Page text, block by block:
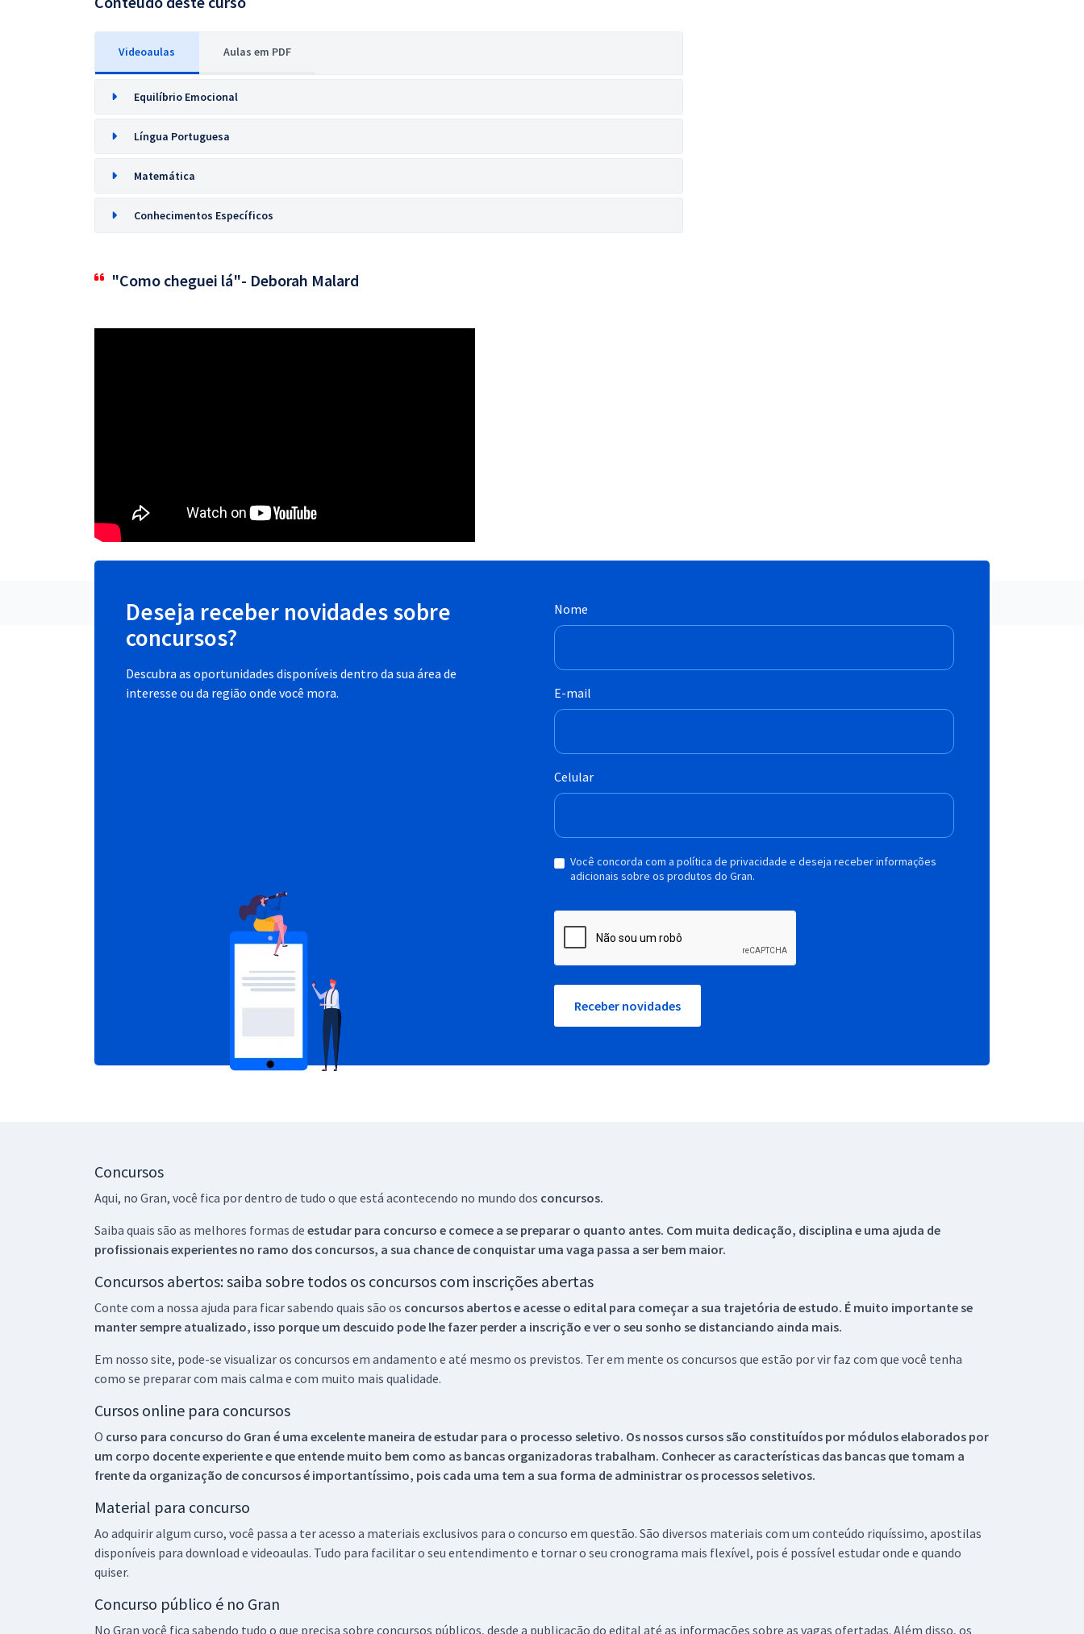
Videoaulas Aulas em PDF
Equilíbrio Emocional
Língua Portuguesa
Matemática
Conhecimentos Específicos
"Como cheguei lá"- Deborah Malard
Deseja receber novidades sobre
concursos?
Descubra as oportunidades disponíveis dentro da sua área de
interesse ou da região onde você mora.
Nome
E-mail
Celular
Você concorda com a política de privacidade e deseja receber informações
adicionais sobre os produtos do Gran.
Receber novidades
Concursos
Aqui, no Gran, você fica por dentro de tudo o que está acontecendo no mundo dos concursos.
Saiba quais são as melhores formas de estudar para concurso e comece a se preparar o quanto antes. Com muita dedicação, disciplina e uma ajuda de
profissionais experientes no ramo dos concursos, a sua chance de conquistar uma vaga passa a ser bem maior.
Concursos abertos: saiba sobre todos os concursos com inscrições abertas
Conte com a nossa ajuda para ficar sabendo quais são os concursos abertos e acesse o edital para começar a sua trajetória de estudo. É muito importante se
manter sempre atualizado, isso porque um descuido pode lhe fazer perder a inscrição e ver o seu sonho se distanciando ainda mais.
Em nosso site, pode-se visualizar os concursos em andamento e até mesmo os previstos. Ter em mente os concursos que estão por vir faz com que você tenha
como se preparar com mais calma e com muito mais qualidade.
Cursos online para concursos
O curso para concurso do Gran é uma excelente maneira de estudar para o processo seletivo. Os nossos cursos são constituídos por módulos elaborados por
um corpo docente experiente e que entende muito bem como as bancas organizadoras trabalham. Conhecer as características das bancas que tomam a
frente da organização de concursos é importantíssimo, pois cada uma tem a sua forma de administrar os processos seletivos.
Material para concurso
Ao adquirir algum curso, você passa a ter acesso a materiais exclusivos para o concurso em questão. São diversos materiais com um conteúdo riquíssimo, apostilas
disponíveis para download e videoaulas. Tudo para facilitar o seu entendimento e tornar o seu cronograma mais flexível, pois é possível estudar onde e quando
quiser.
Concurso público é no Gran
No Gran você fica sabendo tudo o que precisa sobre concursos públicos, desde a publicação do edital até as informações sobre as vagas ofertadas. Além disso, os